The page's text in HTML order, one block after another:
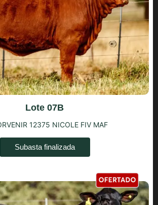
Lote 07B
12375 NICOLE FIV MAF
Subasta finalizada